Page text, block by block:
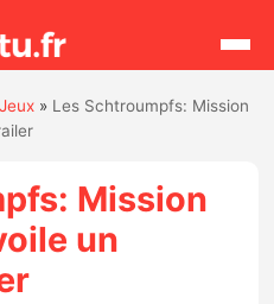
Jeux » Les Schtroumpfs: Mission
Mission
un